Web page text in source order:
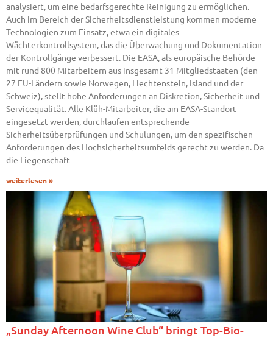
analysiert, um eine bedarfsgerechte Reinigung zu ermöglichen.
Auch im Bereich der Sicherheitsdienstleistung kommen moderne
Technologien zum Einsatz, etwa ein digitales
Wächterkontrollsystem, das die Überwachung und Dokumentation
der Kontrollgänge verbessert. Die EASA, als europäische Behörde
mit rund 800 Mitarbeitern aus insgesamt 31 Mitgliedstaaten (den
27 EU-Ländern sowie Norwegen, Liechtenstein, Island und der
Schweiz), stellt hohe Anforderungen an Diskretion, Sicherheit und
Servicequalität. Alle Klüh-Mitarbeiter, die am EASA-Standort
eingesetzt werden, durchlaufen entsprechende
Sicherheitsüberprüfungen und Schulungen, um den spezifischen
Anforderungen des Hochsicherheitsumfelds gerecht zu werden. Da
die Liegenschaft
weiterlesen »
„Sunday Afternoon Wine Club“ bringt Top-Bio-